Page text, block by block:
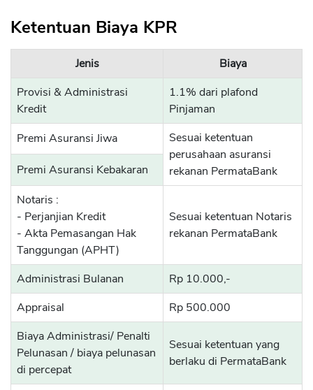
Ketentuan Biaya KPR
Jenis
Biaya
Provisi & Administrasi
Kredit
1.1% dari plafond
Pinjaman
Premi Asuransi Jiwa
Sesuai ketentuan
perusahaan asuransi
rekanan PermataBank
Premi Asuransi Kebakaran
Notaris :
- Perjanjian Kredit
- Akta Pemasangan Hak
Tanggungan (APHT)
Sesuai ketentuan Notaris
rekanan PermataBank
Administrasi Bulanan
Rp 10.000,-
Appraisal
Rp 500.000
Biaya Administrasi/ Penalti
Pelunasan / biaya pelunasan
di percepat
Sesuai ketentuan yang
berlaku di PermataBank